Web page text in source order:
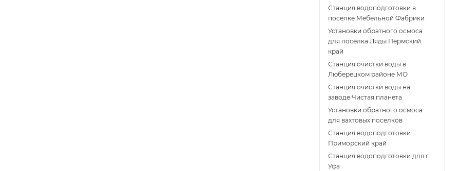
Станция водоподготовки в
посёлке Мебельной Фабрики
Установки обратного осмоса
для посёлка Ляды Пермский
край
Станция очистки воды в
Люберецком районе МО
Станция очистки воды на
заводе Чистая планета
Установки обратного осмоса
для вахтовых поселков
Станция водоподготовки
Приморский край
Станция водоподготовки для г.
Уфа